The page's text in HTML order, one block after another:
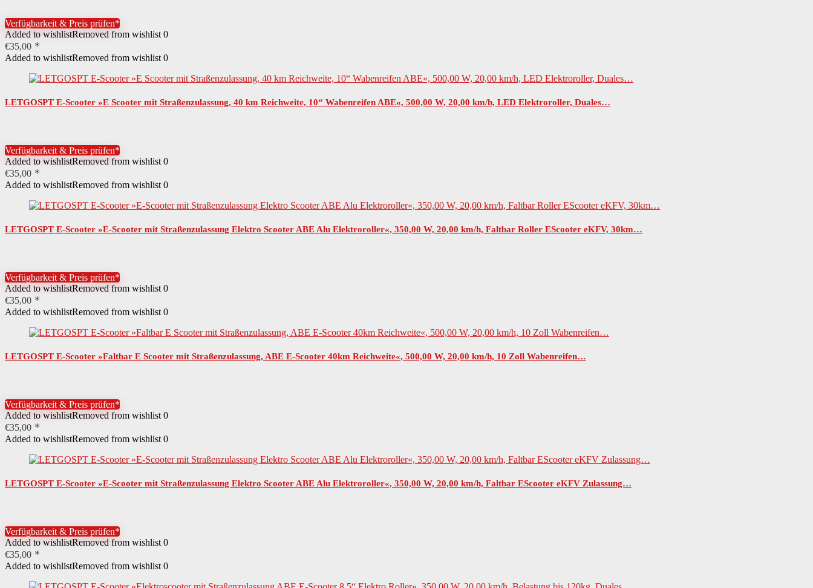
Verfügbarkeit & Preis prüfen*
Added to wishlistRemoved from wishlist 0
€35,00
Added to wishlistRemoved from wishlist 0
LETGOSPT E-Scooter »E Scooter mit Straßenzulassung, 40 km Reichweite, 10“ Wabenreifen ABE«, 500,00 W, 20,00 km/h, LED Elektroroller, Duales…
Verfügbarkeit & Preis prüfen*
Added to wishlistRemoved from wishlist 0
€35,00
Added to wishlistRemoved from wishlist 0
LETGOSPT E-Scooter »E-Scooter mit Straßenzulassung Elektro Scooter ABE Alu Elektroroller«, 350,00 W, 20,00 km/h, Faltbar Roller EScooter eKFV, 30km…
Verfügbarkeit & Preis prüfen*
Added to wishlistRemoved from wishlist 0
€35,00
Added to wishlistRemoved from wishlist 0
LETGOSPT E-Scooter »Faltbar E Scooter mit Straßenzulassung, ABE E-Scooter 40km Reichweite«, 500,00 W, 20,00 km/h, 10 Zoll Wabenreifen…
Verfügbarkeit & Preis prüfen*
Added to wishlistRemoved from wishlist 0
€35,00
Added to wishlistRemoved from wishlist 0
LETGOSPT E-Scooter »E-Scooter mit Straßenzulassung Elektro Scooter ABE Alu Elektroroller«, 350,00 W, 20,00 km/h, Faltbar EScooter eKFV Zulassung…
Verfügbarkeit & Preis prüfen*
Added to wishlistRemoved from wishlist 0
€35,00
Added to wishlistRemoved from wishlist 0